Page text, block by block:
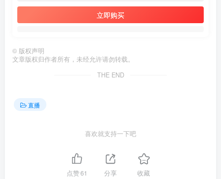
立即购买
© 版权声明
文章版权归作者所有，未经允许请勿转载。
THE END
直播
喜欢就支持一下吧
点赞61 分享 收藏